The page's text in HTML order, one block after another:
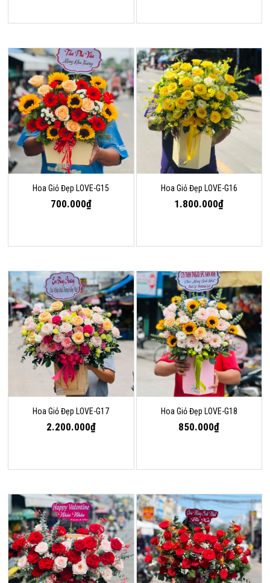
Hoa Giỏ Đẹp LOVE-G15
700.000₫
Hoa Giỏ Đẹp LOVE-G16
1.800.000₫
Hoa Giỏ Đẹp LOVE-G17
2.200.000₫
Hoa Giỏ Đẹp LOVE-G18
850.000₫